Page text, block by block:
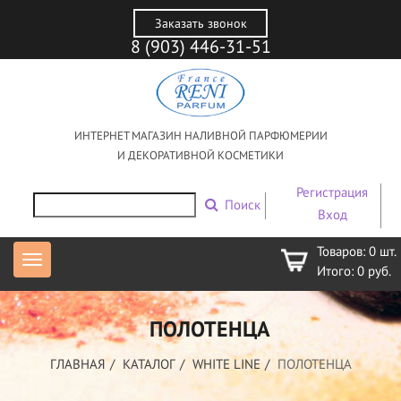
Заказать звонок
8 (903) 446-31-51
ИНТЕРНЕТ МАГАЗИН НАЛИВНОЙ ПАРФЮМЕРИИ
И ДЕКОРАТИВНОЙ КОСМЕТИКИ
Поиск
Регистрация
Вход
Товаров: 0 шт.
Итого: 0 руб.
ПОЛОТЕНЦА
ГЛАВНАЯ КАТАЛОГ WHITE LINE ПОЛОТЕНЦА